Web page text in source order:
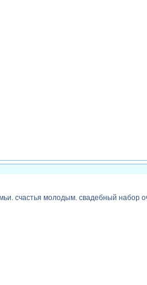
счастья молодым. свадебный набор